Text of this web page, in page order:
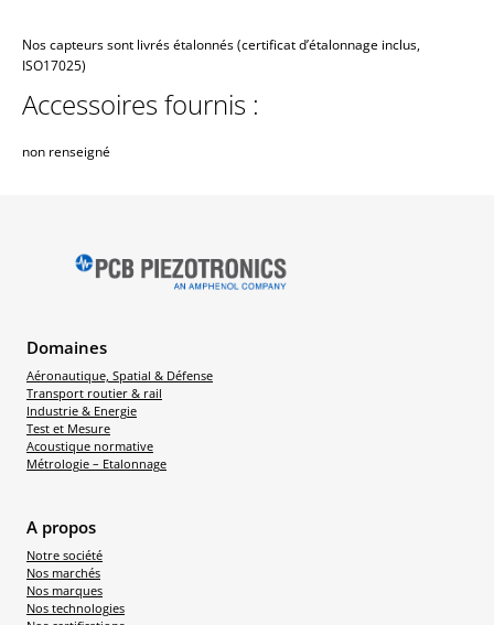
Nos capteurs sont livrés étalonnés (certificat d’étalonnage inclus,
ISO17025)
Accessoires fournis :
non renseigné
Domaines
Aéronautique, Spatial & Défense
Transport routier & rail
Industrie & Energie
Test et Mesure
Acoustique normative
Métrologie – Etalonnage
A propos
Notre société
Nos marchés
Nos marques
Nos technologies